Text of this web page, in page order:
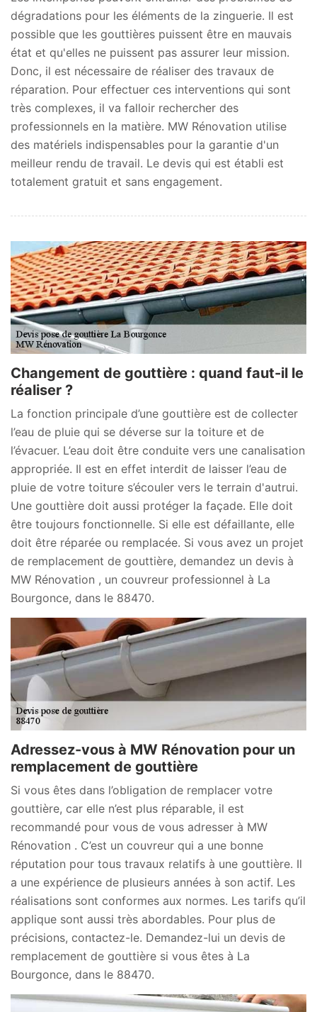
dégradations pour les éléments de la zinguerie. Il est
possible que les gouttières puissent être en mauvais
état et qu'elles ne puissent pas assurer leur mission.
Donc, il est nécessaire de réaliser des travaux de
réparation. Pour effectuer ces interventions qui sont
très complexes, il va falloir rechercher des
professionnels en la matière. MW Rénovation utilise
des matériels indispensables pour la garantie d'un
meilleur rendu de travail. Le devis qui est établi est
totalement gratuit et sans engagement.
Changement de gouttière : quand faut-il le
réaliser ?
La fonction principale d’une gouttière est de collecter
l’eau de pluie qui se déverse sur la toiture et de
l’évacuer. L’eau doit être conduite vers une canalisation
appropriée. Il est en effet interdit de laisser l’eau de
pluie de votre toiture s’écouler vers le terrain d'autrui.
Une gouttière doit aussi protéger la façade. Elle doit
être toujours fonctionnelle. Si elle est défaillante, elle
doit être réparée ou remplacée. Si vous avez un projet
de remplacement de gouttière, demandez un devis à
MW Rénovation , un couvreur professionnel à La
Bourgonce, dans le 88470.
Adressez-vous à MW Rénovation pour un
remplacement de gouttière
Si vous êtes dans l’obligation de remplacer votre
gouttière, car elle n’est plus réparable, il est
recommandé pour vous de vous adresser à MW
Rénovation . C’est un couvreur qui a une bonne
réputation pour tous travaux relatifs à une gouttière. Il
a une expérience de plusieurs années à son actif. Les
réalisations sont conformes aux normes. Les tarifs qu’il
applique sont aussi très abordables. Pour plus de
précisions, contactez-le. Demandez-lui un devis de
remplacement de gouttière si vous êtes à La
Bourgonce, dans le 88470.